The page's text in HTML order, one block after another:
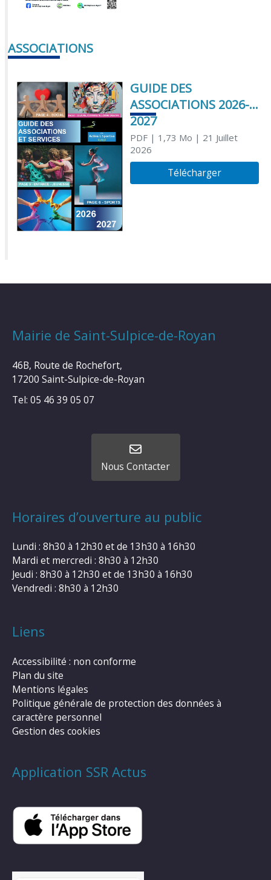
ASSOCIATIONS
GUIDE DES
ASSOCIATIONS 2026-
2027
PDF| 1,73 Mo | 21 Juillet
2026
Télécharger
Mairie de Saint-Sulpice-de-Royan
46B, Route de Rochefort,
17200 Saint-Sulpice-de-Royan
Tel: 05 46 39 05 07
Nous Contacter
Horaires d’ouverture au public
Lundi : 8h30 à 12h30 et de 13h30 à 16h30
Mardi et mercredi : 8h30 à 12h30
Jeudi : 8h30 à 12h30 et de 13h30 à 16h30
Vendredi : 8h30 à 12h30
Liens
Accessibilité : non conforme
Plan du site
Mentions légales
Politique générale de protection des données à
caractère personnel
Gestion des cookies
Application SSR Actus